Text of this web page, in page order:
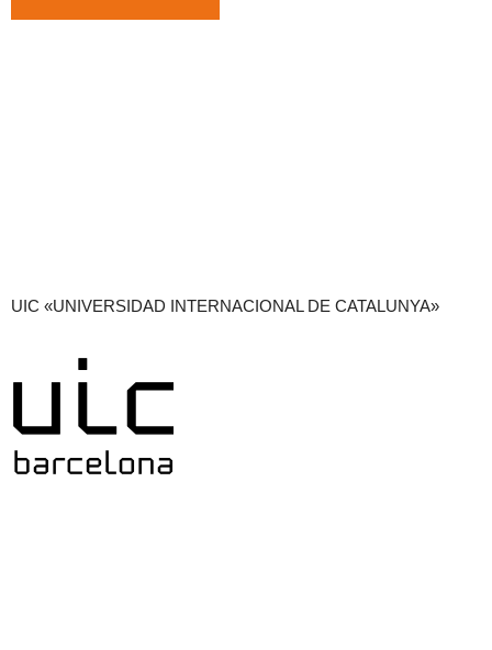
UIC «UNIVERSIDAD INTERNACIONAL DE CATALUNYA»